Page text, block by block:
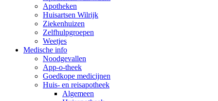
Apotheken
Huisartsen Wilrijk
Ziekenhuizen
Zelfhulpgroepen
Weetjes
Medische info
Noodgevallen
App-o-theek
Goedkope medicijnen
Huis- en reisapotheek
Algemeen